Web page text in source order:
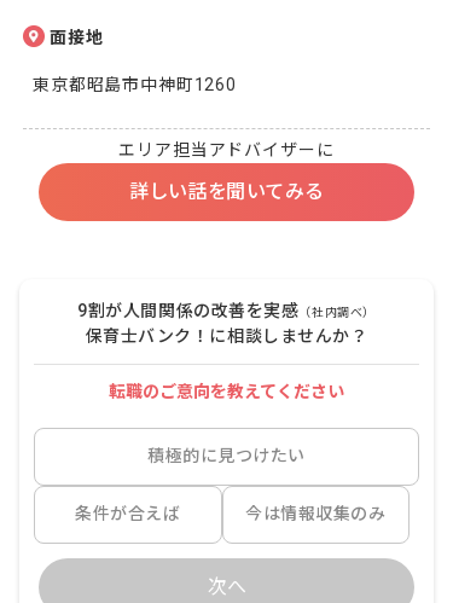
面接地
東京都昭島市中神町1260
エリア担当アドバイザーに
詳しい話を聞いてみる
9割が人間関係の改善を実感 （社内調べ）
保育士バンク！に相談しませんか？
転職のご意向を教えてください
積極的に見つけたい
条件が合えば 今は情報収集のみ
次へ